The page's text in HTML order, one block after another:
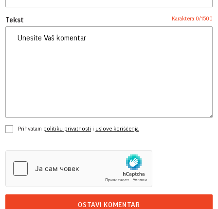
Tekst Karaktera:0/1500
Prihvatam politiku privatnosti i uslove korišćenja
OSTAVI KOMENTAR